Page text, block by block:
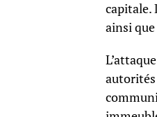
capitale.
ainsi